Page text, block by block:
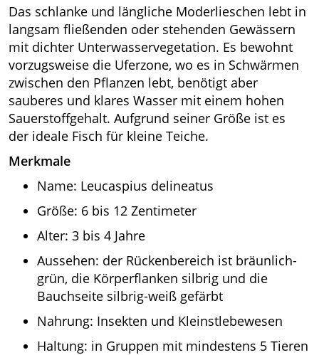
Das schlanke und längliche Moderlieschen lebt in
langsam fließenden oder stehenden Gewässern
mit dichter Unterwasservegetation. Es bewohnt
vorzugsweise die Uferzone, wo es in Schwärmen
zwischen den Pflanzen lebt, benötigt aber
sauberes und klares Wasser mit einem hohen
Sauerstoffgehalt. Aufgrund seiner Größe ist es
der ideale Fisch für kleine Teiche.
Merkmale
Name: Leucaspius delineatus
Größe: 6 bis 12 Zentimeter
Alter: 3 bis 4 Jahre
Aussehen: der Rückenbereich ist bräunlich-
grün, die Körperflanken silbrig und die
Bauchseite silbrig-weiß gefärbt
Nahrung: Insekten und Kleinstlebewesen
Haltung: in Gruppen mit mindestens 5 Tieren